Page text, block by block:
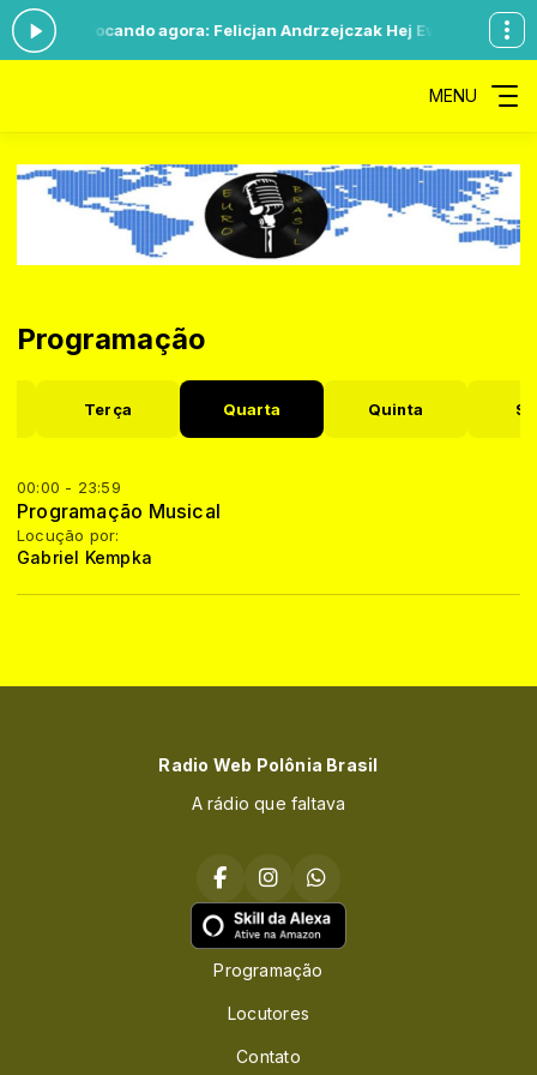
23:59 - Tocando agora: Felicjan Andrzejczak Hej Ewelina
MENU
Programação
Terça Quarta Quinta
00:00 - 23:59
Programação Musical
Locução por:
Gabriel Kempka
Radio Web Polônia Brasil
A rádio que faltava
Programação
Locutores
Contato